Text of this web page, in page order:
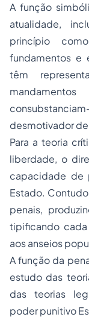
A função
atualidade,
princípio
fundamentos e
têm
desmotivador
Para a teoria
liberdade, o
capacidade de
Estado.
penais,
tipificando
aos anseios
A função da
estudo das
das teorias
poder punitivo